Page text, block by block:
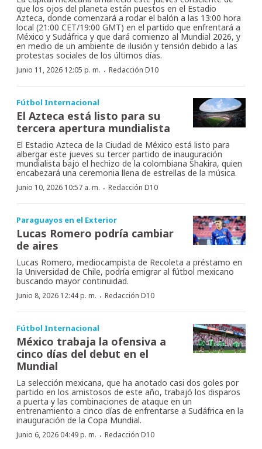
que los ojos del planeta están puestos en el Estadio
Azteca, donde comenzará a rodar el balón a las 13:00 hora
local (21:00 CET/19:00 GMT) en el partido que enfrentará a
México y Sudáfrica y que dará comienzo al Mundial 2026, y
en medio de un ambiente de ilusión y tensión debido a las
protestas sociales de los últimos días.
Junio 11, 2026 12:05 p. m. · Redacción D10
Fútbol Internacional
El Azteca está listo para su
tercera apertura mundialista
El Estadio Azteca de la Ciudad de México está listo para
albergar este jueves su tercer partido de inauguración
mundialista bajo el hechizo de la colombiana Shakira, quien
encabezará una ceremonia llena de estrellas de la música.
Junio 10, 2026 10:57 a. m. · Redacción D10
Paraguayos en el Exterior
Lucas Romero podría cambiar
de aires
Lucas Romero, mediocampista de Recoleta a préstamo en
la Universidad de Chile, podría emigrar al fútbol mexicano
buscando mayor continuidad.
Junio 8, 2026 12:44 p. m. · Redacción D10
Fútbol Internacional
México trabaja la ofensiva a
cinco días del debut en el
Mundial
La selección mexicana, que ha anotado casi dos goles por
partido en los amistosos de este año, trabajó los disparos
a puerta y las combinaciones de ataque en un
entrenamiento a cinco días de enfrentarse a Sudáfrica en la
inauguración de la Copa Mundial.
Junio 6, 2026 04:49 p. m. · Redacción D10